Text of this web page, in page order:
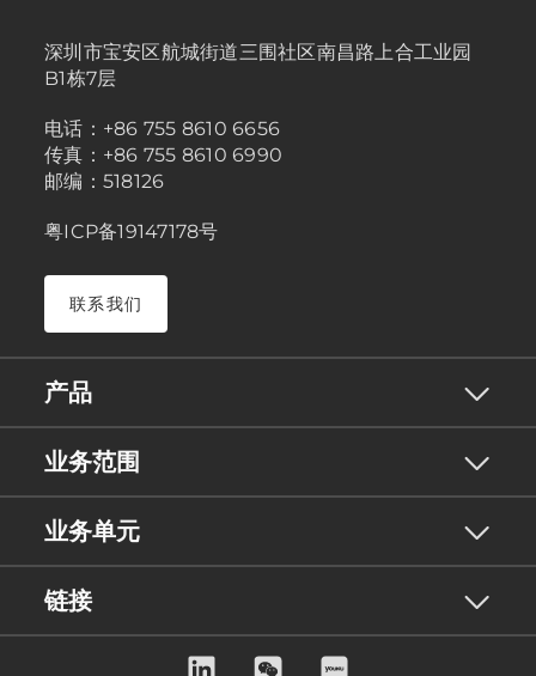
深圳市宝安区航城街道三围社区南昌路上合工业园
B1栋7层
电话：+86 755 8610 6656
传真：+86 755 8610 6990
邮编：518126
粤ICP备19147178号
联系我们
产品
业务范围
业务单元
链接